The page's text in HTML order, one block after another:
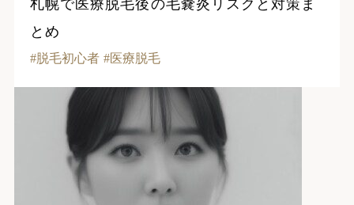
札幌で医療脱毛後の毛嚢炎リスクと対策ま
とめ
脱毛初心者 医療脱毛